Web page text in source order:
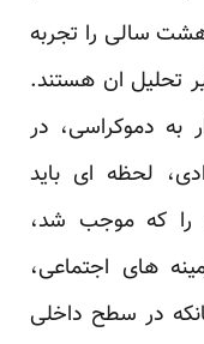
سالی را تجربه
تحلیل ان هستند.
دموکراسی، در
لحظه ای باید
را که موجب شد،
های اجتماعی،
در سطح داخلی